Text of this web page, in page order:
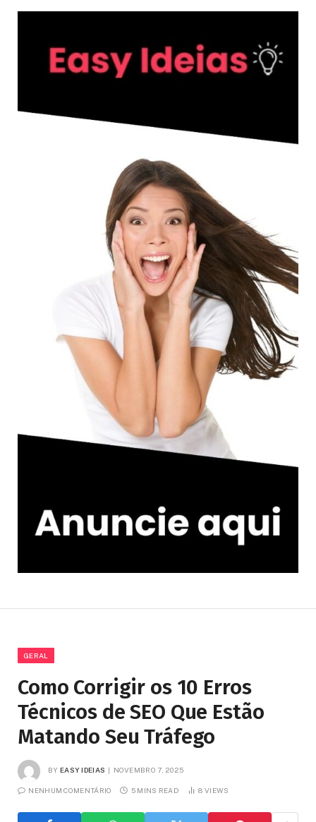
GERAL
Como Corrigir os 10 Erros
Técnicos de SEO Que Estão
Matando Seu Tráfego
BY EASY IDEIAS NOVEMBRO 7, 2025
NENHUM COMENTÁRIO 5 MINS READ 8 VIEWS